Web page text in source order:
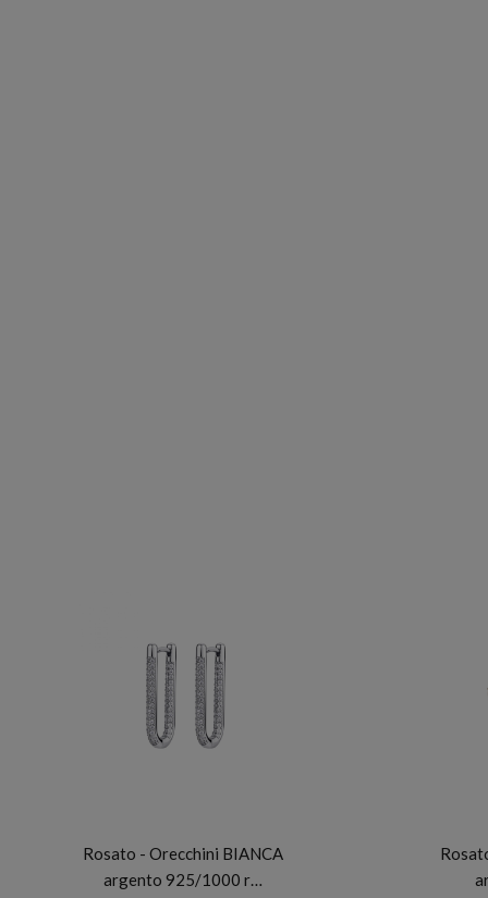
Rosato - Orecchini BIANCA
argento 925/1000 r…